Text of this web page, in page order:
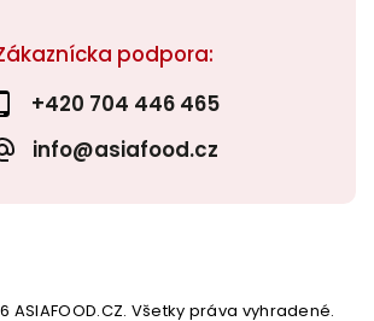
podpora:
+420 704 446 465
info@asiafood.cz
ASIAFOOD.CZ. Všetky práva vyhradené.